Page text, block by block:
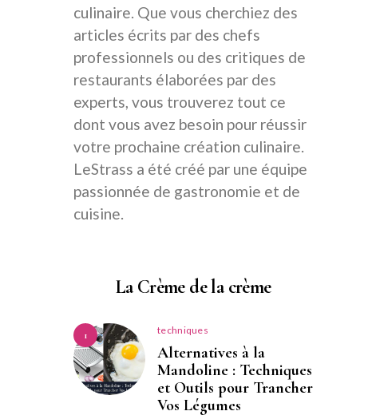
culinaire. Que vous cherchiez des
articles écrits par des chefs
professionnels ou des critiques de
restaurants élaborées par des
experts, vous trouverez tout ce
dont vous avez besoin pour réussir
votre prochaine création culinaire.
LeStrass a été créé par une équipe
passionnée de gastronomie et de
cuisine.
La Crème de la crème
1 techniques
Alternatives à la
Mandoline : Techniques
et Outils pour Trancher
Vos Légumes